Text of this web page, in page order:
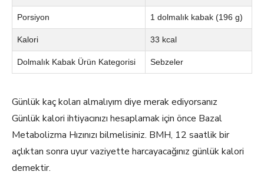
Porsiyon 1 dolmalık kabak (196 g)
Kalori 33 kcal
Dolmalık Kabak Ürün Kategorisi Sebzeler
Günlük kaç koları almalıyım diye merak ediyorsanız
Günlük kalori ihtiyacınızı hesaplamak için önce Bazal
Metabolizma Hızınızı bilmelisiniz. BMH, 12 saatlik bir
açlıktan sonra uyur vaziyette harcayacağınız günlük kalori
demektir.